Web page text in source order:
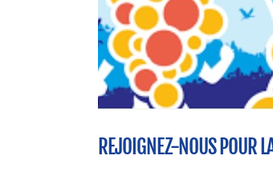
REJOIGNEZ-NOUS POUR